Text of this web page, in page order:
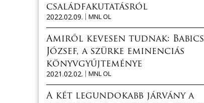
családfakutatásról
2022.02.09.
MNL OL
Amiről kevesen tudnak: Babics
József, a szürke eminenciás
könyvgyűjteménye
2021.02.02.
MNL OL
A két legundokabb járvány a